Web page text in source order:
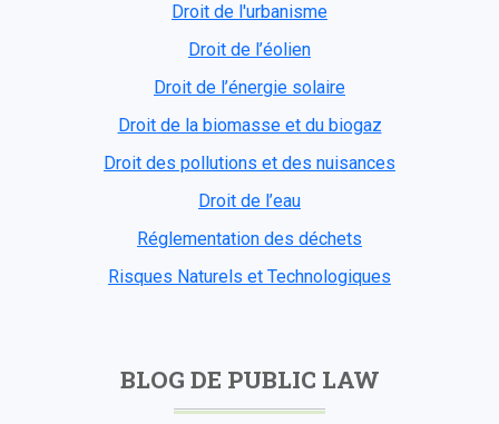
Droit de l'urbanisme
Droit de l’éolien
Droit de l’énergie solaire
Droit de la biomasse et du biogaz
Droit des pollutions et des nuisances
Droit de l’eau
Réglementation des déchets
Risques Naturels et Technologiques
BLOG DE PUBLIC LAW